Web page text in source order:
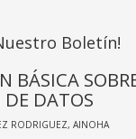
Boletín!
BÁSICA
DE DATOS
RODRIGUEZ, AINOHA